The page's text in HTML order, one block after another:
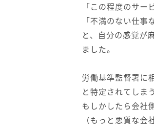
「この程度のサー
「不満のない仕事
と、自分の感覚が
ました。
労働基準監督署に
と特定されてしま
もしかしたら会社
（もっと悪質な